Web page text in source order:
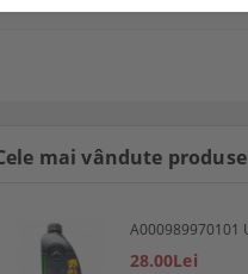
mai vândute produse
28.00Lei